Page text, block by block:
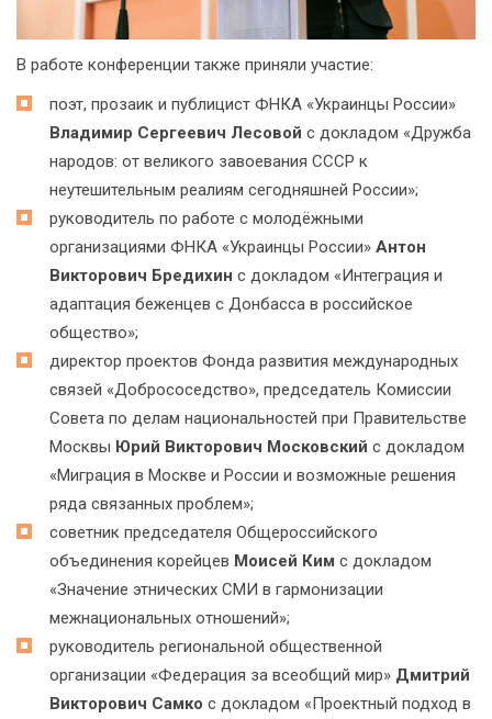
В работе конференции также приняли участие:
поэт, прозаик и публицист ФНКА «Украинцы России»
Владимир Сергеевич Лесовой с докладом «Дружба
народов: от великого завоевания СССР к
неутешительным реалиям сегодняшней России»;
руководитель по работе с молодёжными
организациями ФНКА «Украинцы России» Антон
Викторович Бредихин с докладом «Интеграция и
адаптация беженцев с Донбасса в российское
общество»;
директор проектов Фонда развития международных
связей «Добрососедство», председатель Комиссии
Совета по делам национальностей при Правительстве
Москвы Юрий Викторович Московский с докладом
«Миграция в Москве и России и возможные решения
ряда связанных проблем»;
советник председателя Общероссийского
объединения корейцев Моисей Ким с докладом
«Значение этнических СМИ в гармонизации
межнациональных отношений»;
руководитель региональной общественной
организации «Федерация за всеобщий мир» Дмитрий
Викторович Самко с докладом «Проектный подход в